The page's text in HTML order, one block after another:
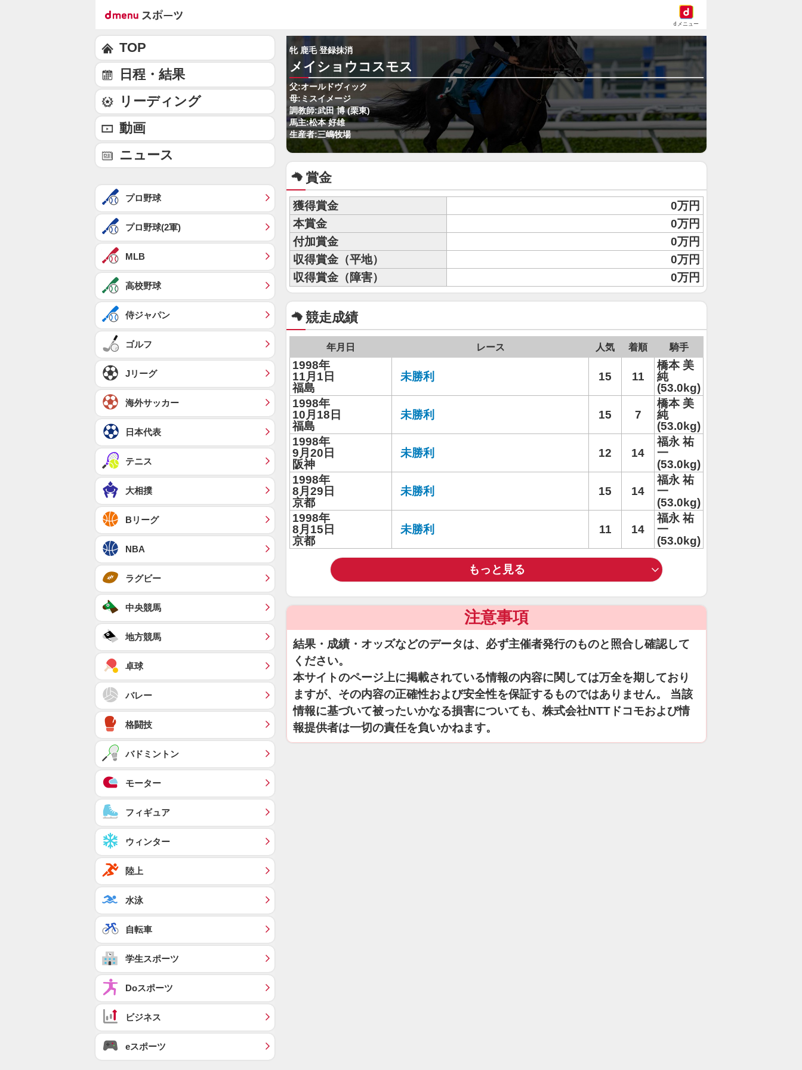
dメニュー
牝 鹿毛 登録抹消
メイショウコスモス
父:オールドヴィック
母:ミスイメージ
調教師:武田 博 (栗東)
馬主:松本 好雄
生産者:三嶋牧場
賞金
獲得賞金
0万円
本賞金
0万円
付加賞金
0万円
収得賞金（平地）
0万円
収得賞金（障害）
0万円
競走成績
年月日 レース 人気 着順 騎手
1998年
11月1日
福島
未勝利 15 11
橋本 美
純
(53.0kg)
1998年
10月18日
福島
未勝利 15 7
橋本 美
純
(53.0kg)
1998年
9月20日
阪神
未勝利 12 14
福永 祐
一
(53.0kg)
1998年
8月29日
京都
未勝利 15 14
福永 祐
一
(53.0kg)
1998年
8月15日
京都
未勝利 11 14
福永 祐
一
(53.0kg)
もっと見る
注意事項
結果・成績・オッズなどのデータは、必ず主催者発行のものと照合し確認して
ください。
本サイトのページ上に掲載されている情報の内容に関しては万全を期しており
ますが、その内容の正確性および安全性を保証するものではありません。 当該
情報に基づいて被ったいかなる損害についても、株式会社NTTドコモおよび情
報提供者は一切の責任を負いかねます。
TOP
日程・結果
リーディング
動画
ニュース
プロ野球
プロ野球(2軍)
MLB
高校野球
侍ジャパン
ゴルフ
Jリーグ
海外サッカー
日本代表
テニス
大相撲
Bリーグ
NBA
ラグビー
中央競馬
地方競馬
卓球
バレー
格闘技
バドミントン
モーター
フィギュア
ウィンター
陸上
水泳
自転車
学生スポーツ
Doスポーツ
ビジネス
eスポーツ